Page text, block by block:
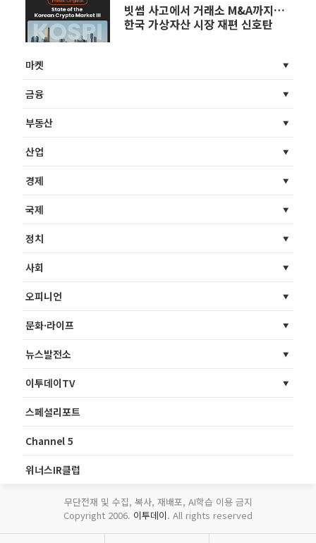
빗썸 사고에서 거래소 M&A까지…
한국 가상자산 시장 재편 신호탄
마켓
금융
부동산
산업
경제
국제
정치
사회
오피니언
문화·라이프
뉴스발전소
이투데이TV
스페셜리포트
Channel 5
위너스IR클럽
무단전재 및 수집, 복사, 재배포, AI학습 이용 금지
Copyright 2006. 이투데이. All rights reserved